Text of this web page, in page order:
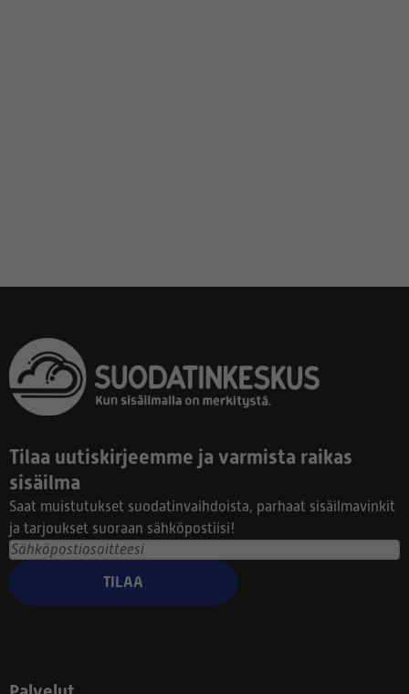
Tilaa uutiskirjeemme ja varmista raikas
sisäilma
Saat muistutukset suodatinvaihdoista, parhaat sisäilmavinkit
ja tarjoukset suoraan sähköpostiisi!
TILAA